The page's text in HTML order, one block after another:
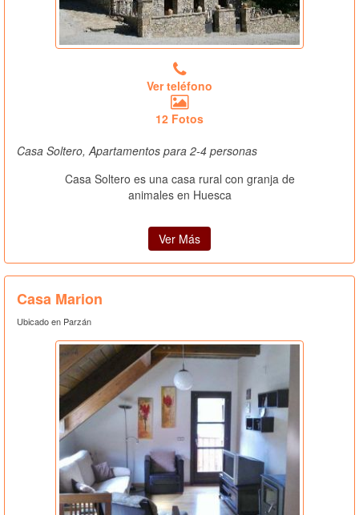
Ver teléfono
12 Fotos
Casa Soltero, Apartamentos para 2-4 personas
Casa Soltero es una casa rural con granja de
animales en Huesca
Ver Más
Casa Marion
Ubicado en Parzán